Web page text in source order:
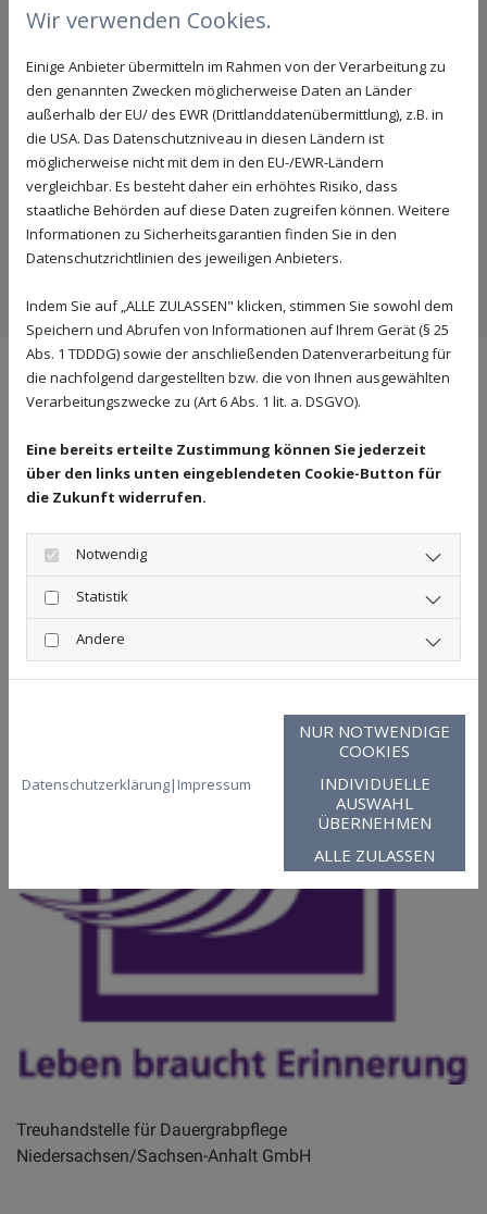
die Grabstätte sauber und gepflegt.
Grabpflege
Saisonbepflanzung
Gießdienst
Dauergrabpflege
Überarbeiten
Neugestaltung
Dauergrabpflege
durch IhrenFriedhofsgärtner. Ob für einen Abschnitt von
fünf Jahren oder 25 Jahren - Sie können entscheiden wie
Grabstättegenau nach Ihren vorher festgelegten
Wünschen gepflegt.
Treuhandstelle für Dauergrabpflege
Niedersachsen/Sachsen-Anhalt GmbH
Wir verwenden Cookies.
Einige Anbieter übermitteln im Rahmen von der Verarbeitung zu
den genannten Zwecken möglicherweise Daten an Länder
außerhalb der EU/ des EWR (Drittlanddatenübermittlung), z.B. in
die USA. Das Datenschutzniveau in diesen Ländern ist
möglicherweise nicht mit dem in den EU-/EWR-Ländern
vergleichbar. Es besteht daher ein erhöhtes Risiko, dass
staatliche Behörden auf diese Daten zugreifen können. Weitere
Informationen zu Sicherheitsgarantien finden Sie in den
Datenschutzrichtlinien des jeweiligen Anbieters.
Indem Sie auf „ALLE ZULASSEN" klicken, stimmen Sie sowohl dem
Speichern und Abrufen von Informationen auf Ihrem Gerät (§ 25
Abs. 1 TDDDG) sowie der anschließenden Datenverarbeitung für
die nachfolgend dargestellten bzw. die von Ihnen ausgewählten
Verarbeitungszwecke zu (Art 6 Abs. 1 lit. a. DSGVO).
Eine bereits erteilte Zustimmung können Sie jederzeit
über den links unten eingeblendeten Cookie-Button für
die Zukunft widerrufen.
Notwendig
Statistik
Andere
Datenschutzerklärung| Impressum
NUR NOTWENDIGE
COOKIES
INDIVIDUELLE
AUSWAHL
ÜBERNEHMEN
ALLE ZULASSEN